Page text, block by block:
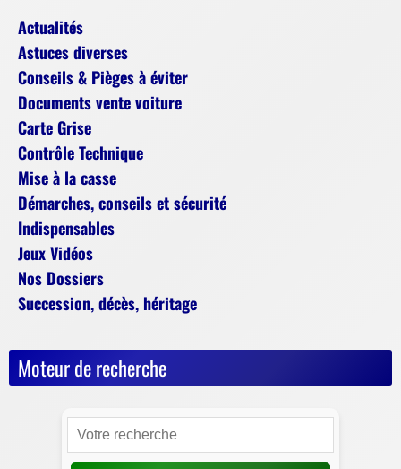
Actualités
Astuces diverses
Conseils & Pièges à éviter
Documents vente voiture
Carte Grise
Contrôle Technique
Mise à la casse
Démarches, conseils et sécurité
Indispensables
Jeux Vidéos
Nos Dossiers
Succession, décès, héritage
Moteur de recherche